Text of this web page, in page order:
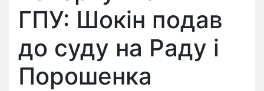
ГПУ: Шокін подав
до суду на Раду і
Порошенка